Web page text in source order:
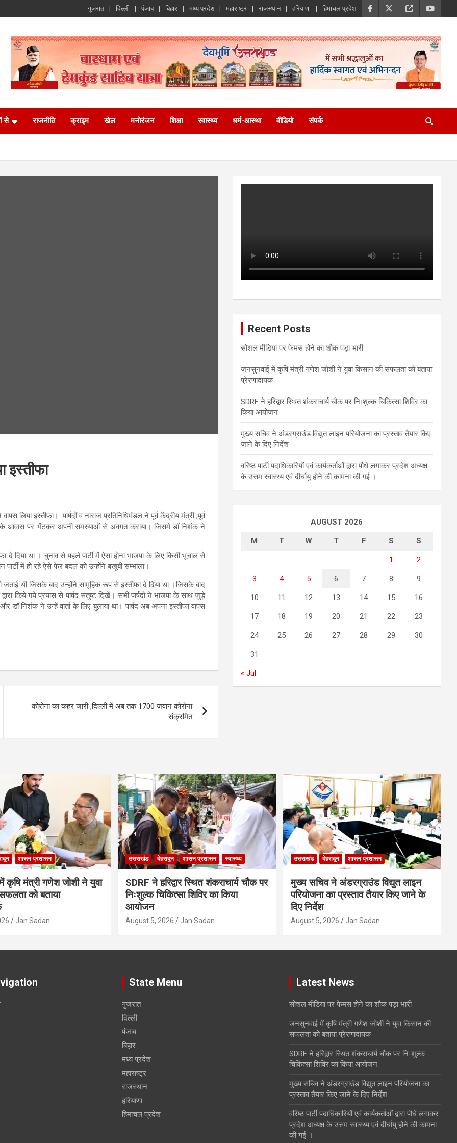
गुजरात दिल्ली पंजाब बिहार मध्य प्रदेश महाराष्ट्र राजस्थान हरियाणा हिमाचल प्रदेश
से राजनीति क्राइम खेल मनोरंजन शिक्षा स्वास्थ्य धर्म-आस्था वीडियो संपर्क
इस्तीफा
लिया इस्तीफा। पार्षदों व नाराज प्रतिनिधिमंडल ने पूर्व केंद्रीय मंत्री ,पूर्व
आवास पर भेंटकर अपनी समस्याओं से अवगत कराया। जिसमे डॉ निशंक ने
दे दिया था । चुनाव से पहले पार्टी में ऐसा होना भाजपा के लिए किसी भूचाल से
में हो रहे ऐसे फेर बदल को उन्होंने बखूबी सम्भाला।
जताई थी जिसके बाद उन्होंने सामूहिक रूप से इस्तीफा दे दिया था ।जिसके बाद
किये गये प्रयास से पार्षद संतुष्ट दिखें। सभी पार्षदो ने भाजपा के साथ जुड़े
और डॉ निशंक ने उन्हें वार्ता के लिए बुलाया था। पार्षद अब अपना इस्तीफा वापस
कोरोना का कहर जारी ,दिल्ली में अब तक 1700 जवान कोरोना
संक्रमित
Recent Posts
सोशल मीडिया पर फेमस होने का शौक पड़ा भारी
जनसुनवाई में कृषि मंत्री गणेश जोशी ने युवा किसान की सफलता को बताया
प्रेरणादायक
SDRF ने हरिद्वार स्थित शंकराचार्य चौक पर निःशुल्क चिकित्सा शिविर का
किया आयोजन
मुख्य सचिव ने अंडरग्राउंड विद्युत लाइन परियोजना का प्रस्ताव तैयार किए
जाने के दिए निर्देश
वरिष्ठ पार्टी पदाधिकारियों एवं कार्यकर्ताओं द्वारा पौधे लगाकर प्रदेश अध्यक्ष
के उत्तम स्वास्थ्य एवं दीर्घायु होने की कामना की गई ।
AUGUST 2026
M T W T F S S
1 2
3 4 5 6 7 8 9
10 11 12 13 14 15 16
17 18 19 20 21 22 23
24 25 26 27 28 29 30
31
« Jul
शासन प्रशासन
कृषि मंत्री गणेश जोशी ने युवा
को बताया
Jan Sadan
उत्तराखंड देहरादून शासन प्रशासन स्वास्थ्य
SDRF ने हरिद्वार स्थित शंकराचार्य चौक पर
निःशुल्क चिकित्सा शिविर का किया
आयोजन
August 5, 2026 Jan Sadan
उत्तराखंड देहरादून शासन प्रशासन
मुख्य सचिव ने अंडरग्राउंड विद्युत लाइन
परियोजना का प्रस्ताव तैयार किए जाने के
दिए निर्देश
August 5, 2026 Jan Sadan
State Menu
गुजरात
दिल्ली
पंजाब
बिहार
मध्य प्रदेश
महाराष्ट्र
राजस्थान
हरियाणा
हिमाचल प्रदेश
Latest News
सोशल मीडिया पर फेमस होने का शौक पड़ा भारी
जनसुनवाई में कृषि मंत्री गणेश जोशी ने युवा किसान की
सफलता को बताया प्रेरणादायक
SDRF ने हरिद्वार स्थित शंकराचार्य चौक पर निःशुल्क
चिकित्सा शिविर का किया आयोजन
मुख्य सचिव ने अंडरग्राउंड विद्युत लाइन परियोजना का
प्रस्ताव तैयार किए जाने के दिए निर्देश
वरिष्ठ पार्टी पदाधिकारियों एवं कार्यकर्ताओं द्वारा पौधे लगाकर
प्रदेश अध्यक्ष के उत्तम स्वास्थ्य एवं दीर्घायु होने की कामना
की गई ।